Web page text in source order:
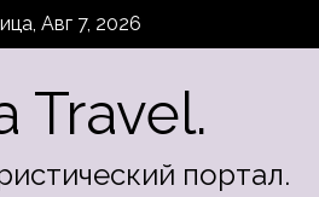
Авг 7, 2026
Travel.
портал.